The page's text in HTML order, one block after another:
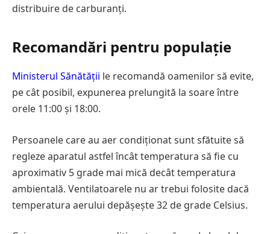
distribuire de carburanți.
Recomandări pentru populație
Ministerul Sănătății le recomandă oamenilor să evite,
pe cât posibil, expunerea prelungită la soare între
orele 11:00 și 18:00.
Persoanele care au aer condiționat sunt sfătuite să
regleze aparatul astfel încât temperatura să fie cu
aproximativ 5 grade mai mică decât temperatura
ambientală. Ventilatoarele nu ar trebui folosite dacă
temperatura aerului depășește 32 de grade Celsius.